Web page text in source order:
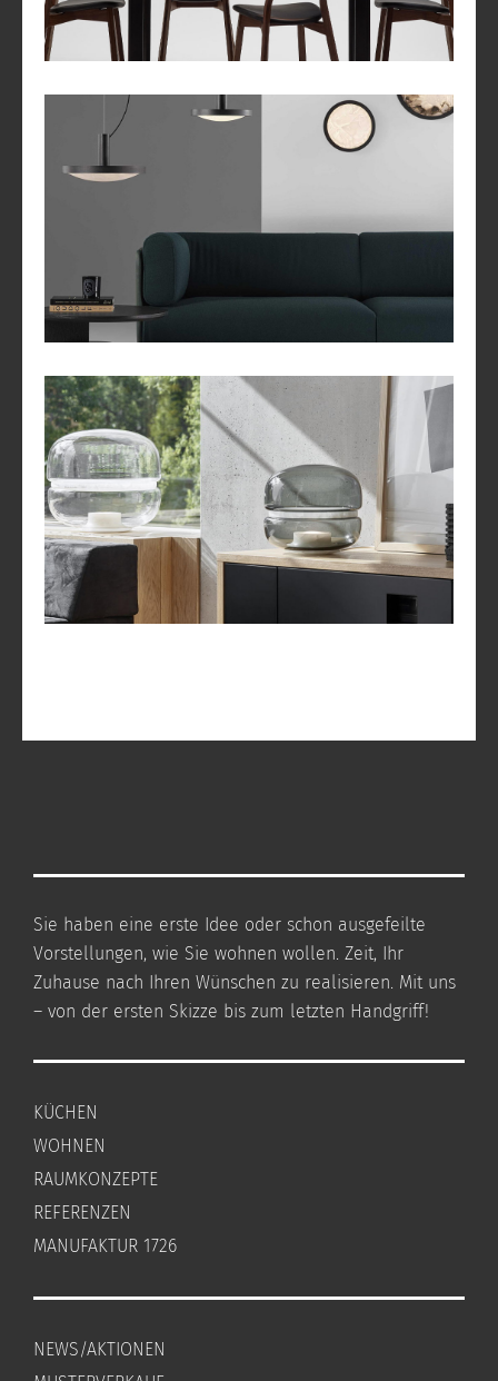
Sie haben eine erste Idee oder schon ausgefeilte
Vorstellungen, wie Sie wohnen wollen. Zeit, Ihr
Zuhause nach Ihren Wünschen zu realisieren. Mit uns
– von der ersten Skizze bis zum letzten Handgriff!
KÜCHEN
WOHNEN
RAUMKONZEPTE
REFERENZEN
MANUFAKTUR 1726
NEWS/AKTIONEN